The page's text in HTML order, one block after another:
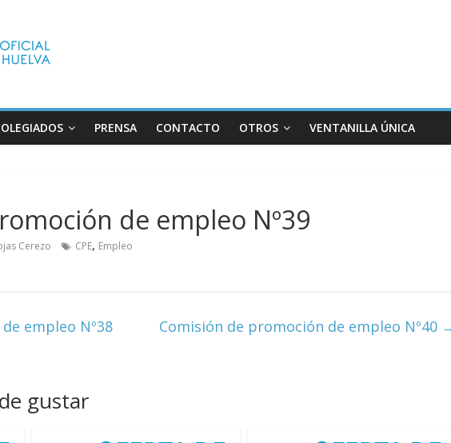
PRENSA CONTACTO OTROS VENTANILLA ÚNICA
de empleo Nº39
Cerezo CPE, Empleo
empleo Nº38 Comisión de promoción de empleo Nº40
gustar